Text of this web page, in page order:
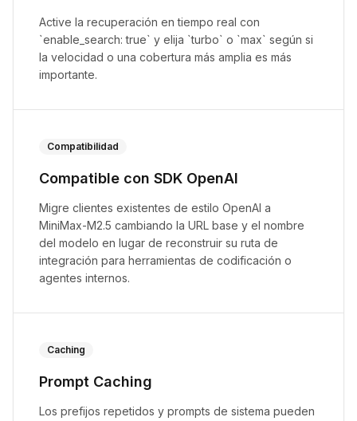
Active la recuperación en tiempo real con
`enable_search: true` y elija `turbo` o `max` según si
la velocidad o una cobertura más amplia es más
importante.
Compatibilidad
Compatible con SDK OpenAI
Migre clientes existentes de estilo OpenAI a
MiniMax-M2.5 cambiando la URL base y el nombre
del modelo en lugar de reconstruir su ruta de
integración para herramientas de codificación o
agentes internos.
Caching
Prompt Caching
Los prefijos repetidos y prompts de sistema pueden